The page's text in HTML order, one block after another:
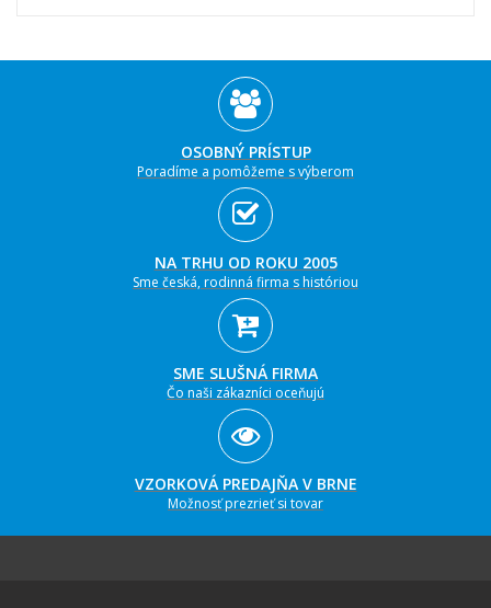
OSOBNÝ PRÍSTUP
Poradíme a pomôžeme s výberom
NA TRHU OD ROKU 2005
Sme česká, rodinná firma s históriou
SME SLUŠNÁ FIRMA
Čo naši zákazníci oceňujú
VZORKOVÁ PREDAJŇA V BRNE
Možnosť prezrieť si tovar